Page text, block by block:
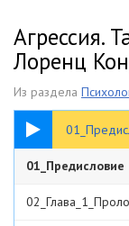
Агрессия.
Лоренц
Из раздела
10:42
01_Предисловие